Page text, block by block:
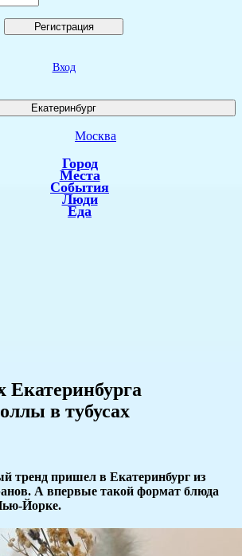
Регистрация
Вход
Екатеринбург
Москва
Город
Места
События
Люди
Еда
Екатеринбурга
в тубусах
тренд пришел в Екатеринбург из
А впервые такой формат блюда
Йорке.